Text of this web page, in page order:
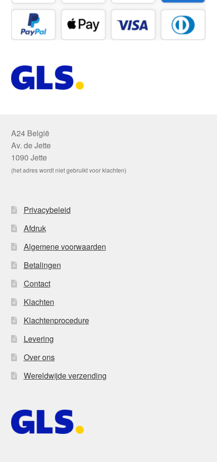
A24 België
Av. de Jette
1090 Jette
(het adres wordt niet gebruikt voor klachten)
Privacybeleid
Afdruk
Algemene voorwaarden
Betalingen
Contact
Klachten
Klachtenprocedure
Levering
Over ons
Wereldwijde verzending